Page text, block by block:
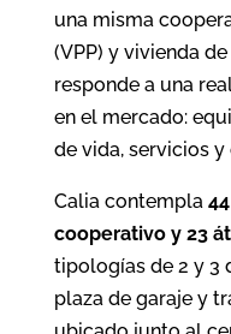
una misma
(VPP) y vivienda
responde a una
en el mercado:
de vida, servicios y
Calia contempla
cooperativo y 23
tipologías de 2 y 3
plaza de garaje y